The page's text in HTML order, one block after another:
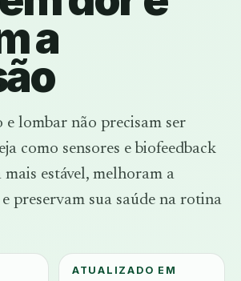
a
e lombar não precisam ser
como sensores e biofeedback
estável, melhoram a
preservam sua saúde na rotina
ATUALIZADO EM